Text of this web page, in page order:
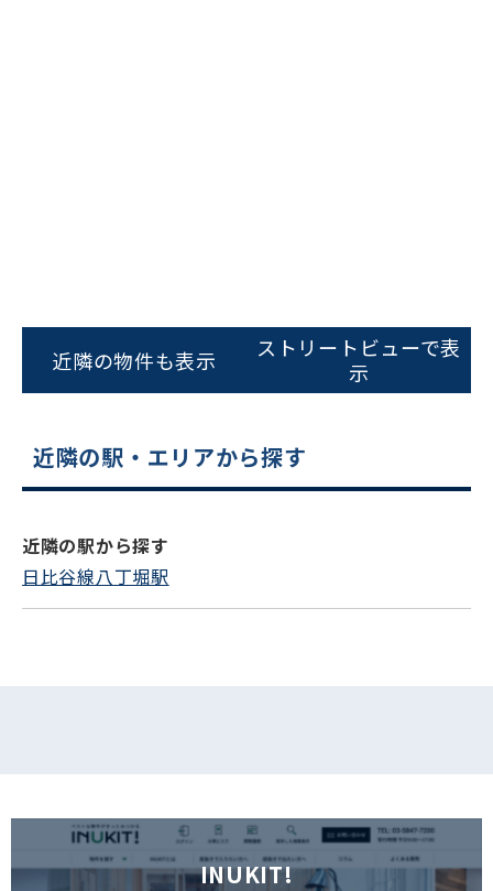
スムーズにご案内できます
0120-620-213
電話でお問い合わせ
近隣の物件も表示
ストリートビューで表
示
近隣の駅・エリアから探す
近隣の駅から探す
日比谷線八丁堀駅
INUKIT!